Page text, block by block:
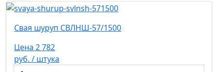
Свая шуруп СВЛНШ-57/1500
Цена 2 782
руб. / штука